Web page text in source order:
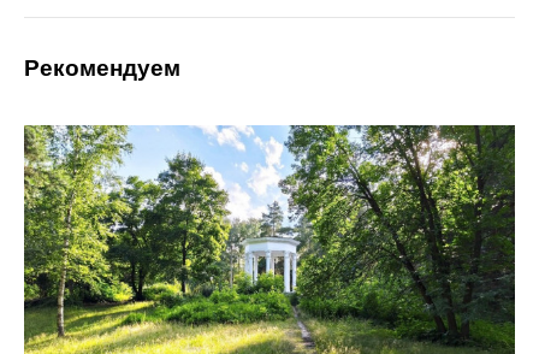
Рекомендуем